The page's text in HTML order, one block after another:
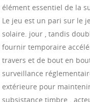
élément essentiel de la
Le jeu est un pari sur le
solaire. jour , tandis
fournir temporaire
travers et de bout en
surveillance
extérieure pour
subsistance timbre .